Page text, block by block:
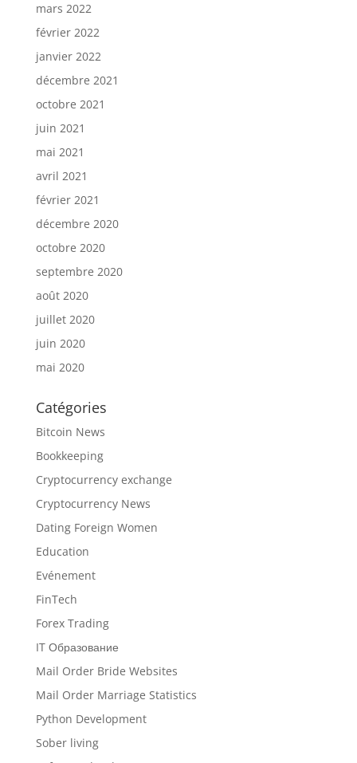
mars 2022
février 2022
janvier 2022
décembre 2021
octobre 2021
juin 2021
mai 2021
avril 2021
février 2021
décembre 2020
octobre 2020
septembre 2020
août 2020
juillet 2020
juin 2020
mai 2020
Catégories
Bitcoin News
Bookkeeping
Cryptocurrency exchange
Cryptocurrency News
Dating Foreign Women
Education
Evénement
FinTech
Forex Trading
IT Образование
Mail Order Bride Websites
Mail Order Marriage Statistics
Python Development
Sober living